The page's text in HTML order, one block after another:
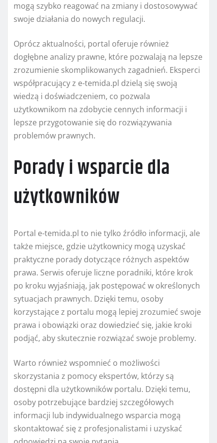
mogą szybko reagować na zmiany i dostosowywać
swoje działania do nowych regulacji.
Oprócz aktualności, portal oferuje również
dogłębne analizy prawne, które pozwalają na lepsze
zrozumienie skomplikowanych zagadnień. Eksperci
współpracujący z e-temida.pl dzielą się swoją
wiedzą i doświadczeniem, co pozwala
użytkownikom na zdobycie cennych informacji i
lepsze przygotowanie się do rozwiązywania
problemów prawnych.
Porady i wsparcie dla
użytkowników
Portal e-temida.pl to nie tylko źródło informacji, ale
także miejsce, gdzie użytkownicy mogą uzyskać
praktyczne porady dotyczące różnych aspektów
prawa. Serwis oferuje liczne poradniki, które krok
po kroku wyjaśniają, jak postępować w określonych
sytuacjach prawnych. Dzięki temu, osoby
korzystające z portalu mogą lepiej zrozumieć swoje
prawa i obowiązki oraz dowiedzieć się, jakie kroki
podjąć, aby skutecznie rozwiązać swoje problemy.
Warto również wspomnieć o możliwości
skorzystania z pomocy ekspertów, którzy są
dostępni dla użytkowników portalu. Dzięki temu,
osoby potrzebujące bardziej szczegółowych
informacji lub indywidualnego wsparcia mogą
skontaktować się z profesjonalistami i uzyskać